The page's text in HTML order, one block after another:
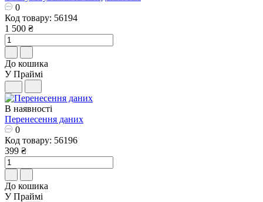
0
Код товару: 56194
1 500 ₴
До кошика
У Праймі
В наявності
Перенесення даних
0
Код товару: 56196
399 ₴
До кошика
У Праймі